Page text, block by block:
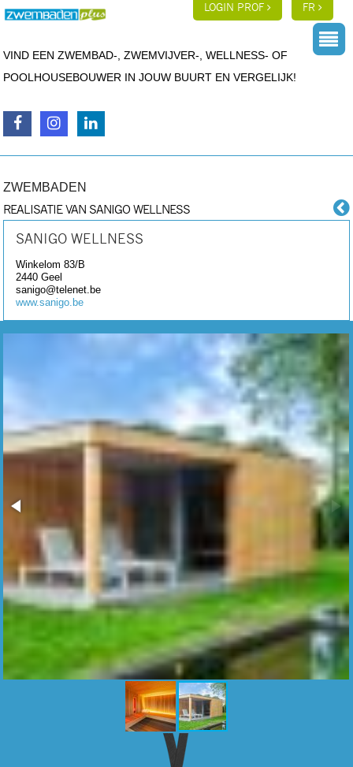
LOGIN PROF FR
VIND EEN ZWEMBAD-, ZWEMVIJVER-, WELLNESS- OF
POOLHOUSEBOUWER IN JOUW BUURT EN VERGELIJK!
ZWEMBADEN
REALISATIE VAN SANIGO WELLNESS
SANIGO WELLNESS
Winkelom 83/B
2440Geel
sanigo@telenet.be
www.sanigo.be